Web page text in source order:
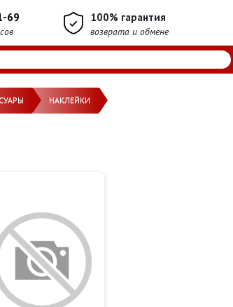
69 100% гарантия
возврата и обмене
НАКЛЕЙКИ